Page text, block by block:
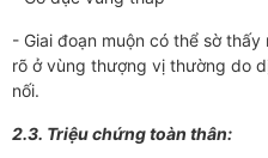
- Giai đoạn muộn có thể sờ
rõ ở vùng th­ượng vị thư­­ờng do
nối.
2.3. Triệu chứng toàn thân: